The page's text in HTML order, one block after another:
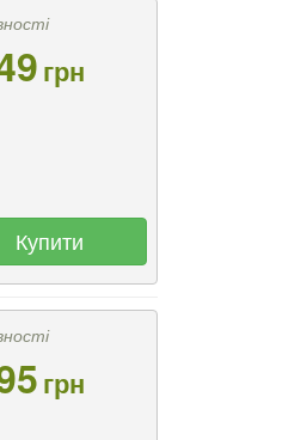
грн
Купити
грн